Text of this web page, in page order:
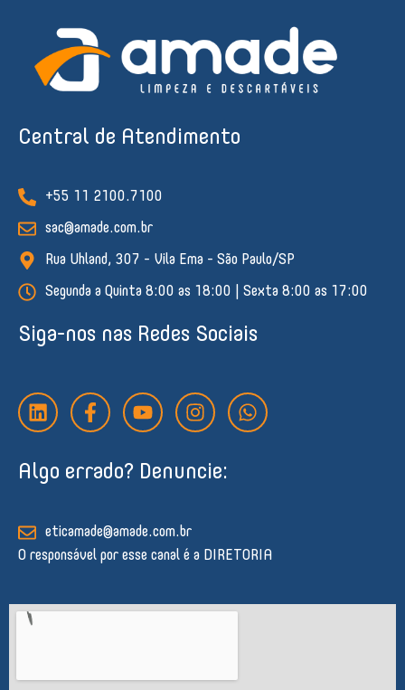
Central de Atendimento
+55 11 2100.7100
sac@amade.com.br
Rua Uhland, 307 - Vila Ema - São Paulo/SP
Segunda a Quinta 8:00 as 18:00 | Sexta 8:00 as 17:00
Siga-nos nas Redes Sociais
L
i
n
e
n
F
a
c
b
k
-
Y
o
u
u
I
n
s
a
m
W
h
a
Algo errado? Denuncie:
eticamade@amade.com.br
O responsável por esse canal é a DIRETORIA